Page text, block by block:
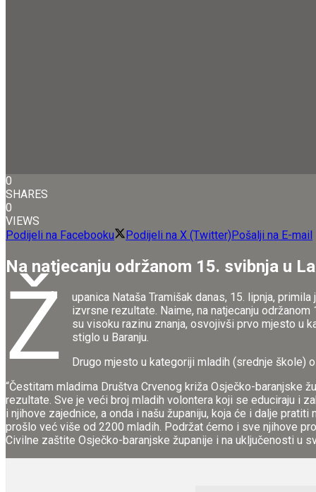
0
SHARES
0
VIEWS
Podijeli na Facebooku
Podijeli na X (Twitter)Pošalji na E-mail
Na natjecanju održanom 15. svibnja u
Ž
upanica Nataša Tramišak danas, 15. lipnja,
izvrsne rezultate. Naime, na natjecanju
su visoku razinu znanja, osvojivši prvo mjesto u
stiglo u Baranju.
Drugo mjesto u kategoriji mladih (srednje škole)
“Čestitam mladima Društva Crvenog križa Osječko-baranjske
rezultate. Sve je veći broj mladih volontera koji se educiraju i
i njihove zajednice, a onda i našu županiju, koja će i dalje
prošlo već više od 2200 mladih. Podržat ćemo i sve njihove
Civilne zaštite Osječko-baranjske županije i na uključenosti u